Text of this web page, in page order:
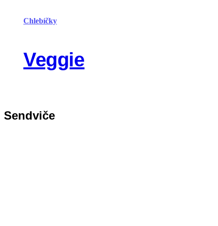
Chlebíčky
Veggie
Sendviče